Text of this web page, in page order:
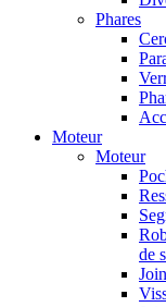
Phares
Moteur
Moteur
de